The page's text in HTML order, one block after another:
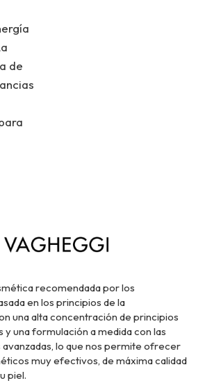
de
recomendada por los
en los principios de la
una alta concentración de principios
y una formulación a medida con las
lo que nos permite ofrecer
muy efectivos, de máxima calidad
piel.